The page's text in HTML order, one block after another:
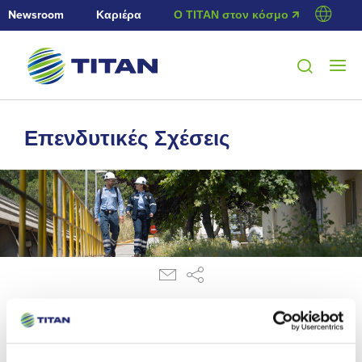
Newsroom Καριέρα Ο ΤΙΤΑΝ στον κόσμο 🡭
Επενδυτικές Σχέσεις
13/1/2016